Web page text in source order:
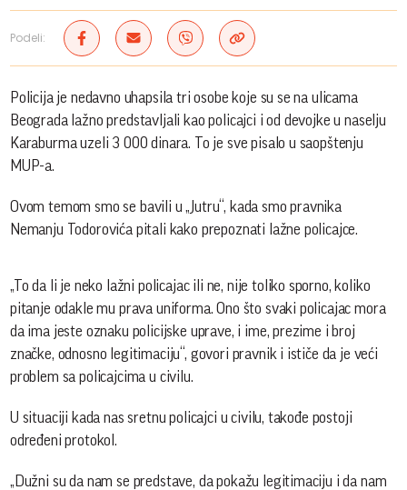
Podeli:
Policija je nedavno uhapsila tri osobe koje su se na ulicama
Beograda lažno predstavljali kao policajci i od devojke u naselju
Karaburma uzeli 3 000 dinara. To je sve pisalo u saopštenju
MUP-a.
Ovom temom smo se bavili u „Jutru“, kada smo pravnika
Nemanju Todorovića pitali kako prepoznati lažne policajce.
„To da li je neko lažni policajac ili ne, nije toliko sporno, koliko
pitanje odakle mu prava uniforma. Ono što svaki policajac mora
da ima jeste oznaku policijske uprave, i ime, prezime i broj
značke, odnosno legitimaciju“, govori pravnik i ističe da je veći
problem sa policajcima u civilu.
U situaciji kada nas sretnu policajci u civilu, takođe postoji
određeni protokol.
„Dužni su da nam se predstave, da pokažu legitimaciju i da nam